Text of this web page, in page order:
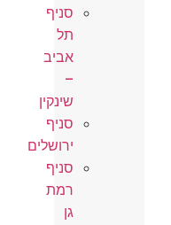
סניף
תל
אביב
–
שינקין
סניף
ירושלים
סניף
רמת
גן